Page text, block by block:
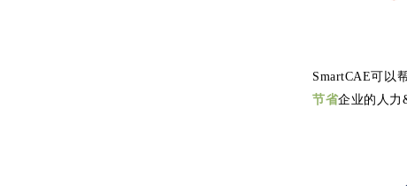
SmartCAE可以
节省企业的人力